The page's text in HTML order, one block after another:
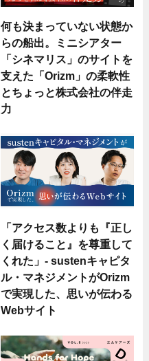
何も決まっていない状態か
らの船出。ミニシアター
「シネマリス」のサイトを
支えた「Orizm」の柔軟性
とちょっと株式会社の伴走
力
「アクセス数よりも『正し
く届けること』を尊重して
くれた」- sustenキャピタ
ル・マネジメントがOrizm
で実現した、思いが伝わる
Webサイト